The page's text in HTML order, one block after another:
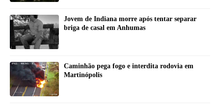
Jovem de Indiana morre após tentar separar
briga de casal em Anhumas
Caminhão pega fogo e interdita rodovia em
Martinópolis